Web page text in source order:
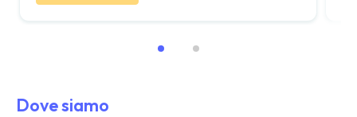
Dove siamo